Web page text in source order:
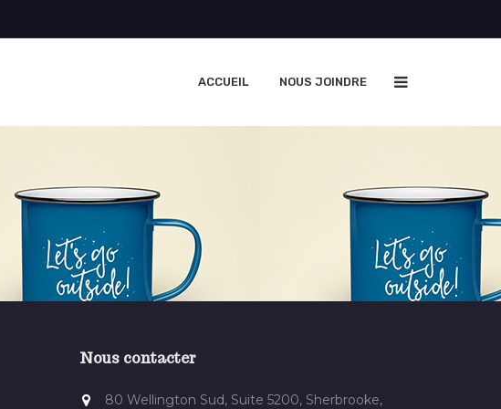
ACCUEIL NOUS JOINDRE
Nous contacter
80 Wellington Sud, Suite 5200, Sherbrooke,